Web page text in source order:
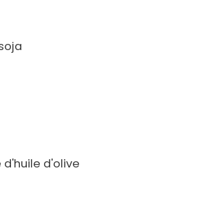
d'huile d'olive